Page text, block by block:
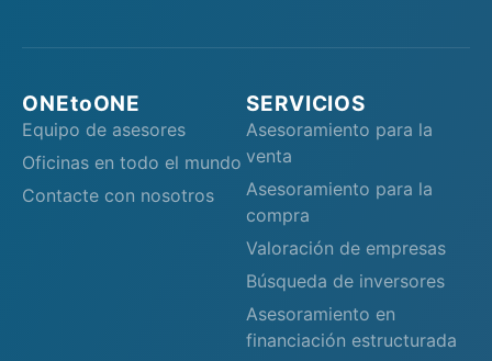
ONEtoONE
Equipo de asesores
Oficinas en todo el mundo
Contacte con nosotros
SERVICIOS
Asesoramiento para la
venta
Asesoramiento para la
compra
Valoración de empresas
Búsqueda de inversores
Asesoramiento en
financiación estructurada